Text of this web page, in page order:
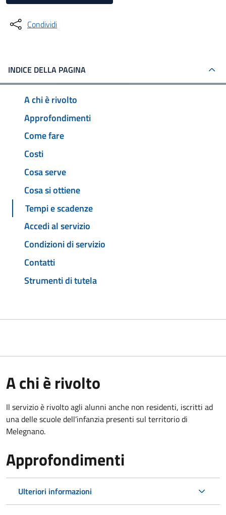
Condividi
INDICE DELLA PAGINA
A chi è rivolto
Approfondimenti
Come fare
Costi
Cosa serve
Cosa si ottiene
Tempi e scadenze
Accedi al servizio
Condizioni di servizio
Contatti
Strumenti di tutela
A chi è rivolto
Il servizio è rivolto agli alunni anche non residenti, iscritti ad
una delle scuole dell’infanzia presenti sul territorio di
Melegnano.
Approfondimenti
Ulteriori informazioni